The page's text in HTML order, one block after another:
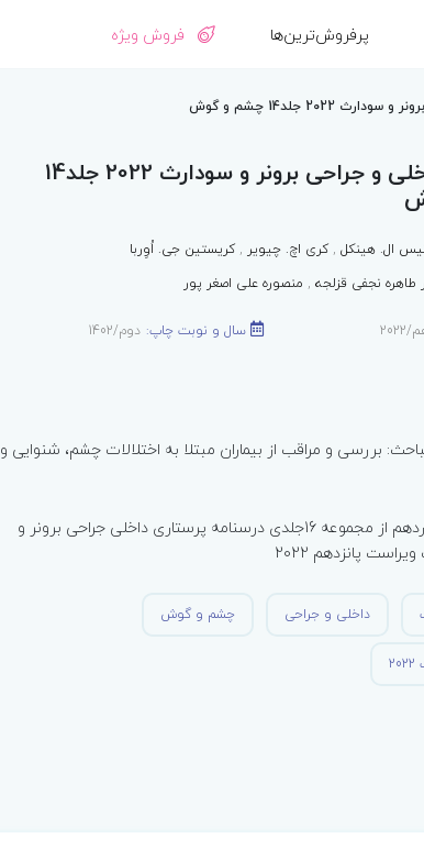
پرفروش‌ترین‌ها فروش ویژه
جلد14 چشم و گوش
پرستاری داخلی و جراحی برونر و سودارث 2022 جلد14
ال. هینکل,کری اچ. چیویر ,کریستین جی. اُوِربا
طاهره نجفی قزلجه, منصوره علی اصغر پور
سال و نوبت چاپ: دوم/1402
بررسی و مراقب از بیماران مبتلا به اختلالات چشم، شنوایی و
جلد چهاردهم از مجموعه 16جلدی درسنامه پرستاری داخلی جراحی برونر و
پانزدهم 2022
داخلی و جراحی چشم و گوش